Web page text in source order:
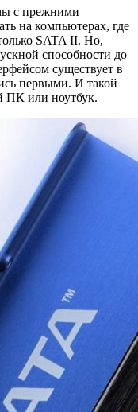
с прежними
на компьютерах, где
SATA II. Но,
способности до
существует в
первыми. И такой
ПК или ноутбук.